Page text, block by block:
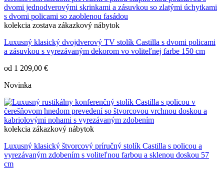
kolekcia zostava zákazkový nábytok
Luxusný klasický dvojdverový TV stolík Castilla s dvomi policami
a zásuvkou s vyrezávaným dekorom vo voliteľnej farbe 150 cm
od 1 209,00 €
Novinka
kolekcia zákazkový nábytok
Luxusný klasický štvorcový príručný stolík Castilla s policou a
vyrezávaným zdobením s voliteľnou farbou a sklenou doskou 57
cm